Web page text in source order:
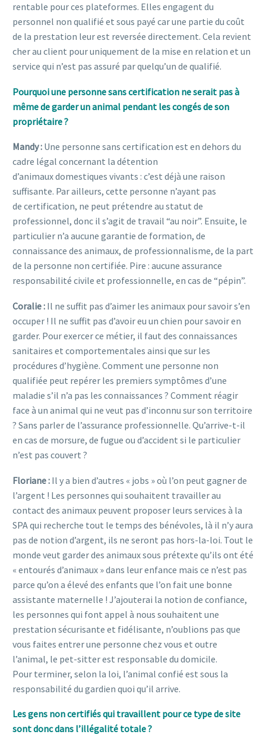
rentable pour ces plateformes. Elles engagent du
personnel non qualifié et sous payé car une partie du coût
de la prestation leur est reversée directement. Cela revient
cher au client pour uniquement de la mise en relation et un
service qui n’est pas assuré par quelqu’un de qualifié.
Pourquoi une personne sans certification ne serait pas à
même de garder un animal pendant les congés de son
propriétaire ?
Mandy : Une personne sans certification est en dehors du
cadre légal concernant la détention
d’animaux domestiques vivants : c’est déjà une raison
suffisante. Par ailleurs, cette personne n’ayant pas
de certification, ne peut prétendre au statut de
professionnel, donc il s’agit de travail “au noir”. Ensuite, le
particulier n’a aucune garantie de formation, de
connaissance des animaux, de professionnalisme, de la part
de la personne non certifiée. Pire : aucune assurance
responsabilité civile et professionnelle, en cas de “pépin”.
Coralie : Il ne suffit pas d’aimer les animaux pour savoir s’en
occuper ! Il ne suffit pas d’avoir eu un chien pour savoir en
garder. Pour exercer ce métier, il faut des connaissances
sanitaires et comportementales ainsi que sur les
procédures d’hygiène. Comment une personne non
qualifiée peut repérer les premiers symptômes d’une
maladie s’il n’a pas les connaissances ? Comment réagir
face à un animal qui ne veut pas d’inconnu sur son territoire
? Sans parler de l’assurance professionnelle. Qu’arrive-t-il
en cas de morsure, de fugue ou d’accident si le particulier
n’est pas couvert ?
Floriane : Il y a bien d’autres « jobs » où l’on peut gagner de
l’argent ! Les personnes qui souhaitent travailler au
contact des animaux peuvent proposer leurs services à la
SPA qui recherche tout le temps des bénévoles, là il n’y aura
pas de notion d’argent, ils ne seront pas hors-la-loi. Tout le
monde veut garder des animaux sous prétexte qu’ils ont été
« entourés d’animaux » dans leur enfance mais ce n’est pas
parce qu’on a élevé des enfants que l’on fait une bonne
assistante maternelle ! J’ajouterai la notion de confiance,
les personnes qui font appel à nous souhaitent une
prestation sécurisante et fidélisante, n’oublions pas que
vous faites entrer une personne chez vous et outre
l’animal, le pet-sitter est responsable du domicile.
Pour terminer, selon la loi, l’animal confié est sous la
responsabilité du gardien quoi qu’il arrive.
Les gens non certifiés qui travaillent pour ce type de site
sont donc dans l’illégalité totale ?